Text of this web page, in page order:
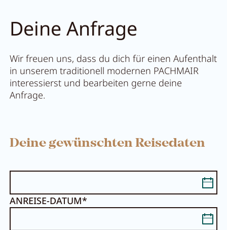
Deine Anfrage
Wir freuen uns, dass du dich für einen Aufenthalt
in unserem traditionell modernen PACHMAIR
interessierst und bearbeiten gerne deine
Anfrage.
Deine gewünschten Reisedaten
ANREISE-DATUM*